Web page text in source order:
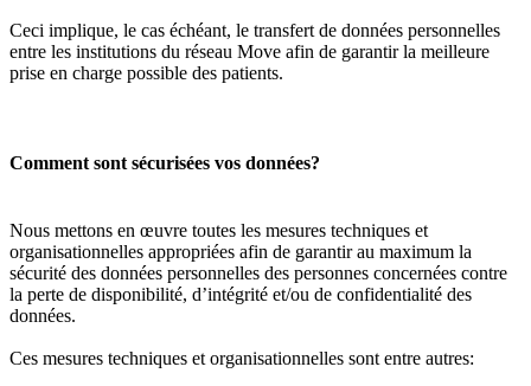
Ceci implique, le cas échéant, le transfert de données personnelles
entre les institutions du réseau Move afin de garantir la meilleure
prise en charge possible des patients.
Comment sont sécurisées vos données?
Nous mettons en œuvre toutes les mesures techniques et
organisationnelles appropriées afin de garantir au maximum la
sécurité des données personnelles des personnes concernées contre
la perte de disponibilité, d’intégrité et/ou de confidentialité des
données.
Ces mesures techniques et organisationnelles sont entre autres: